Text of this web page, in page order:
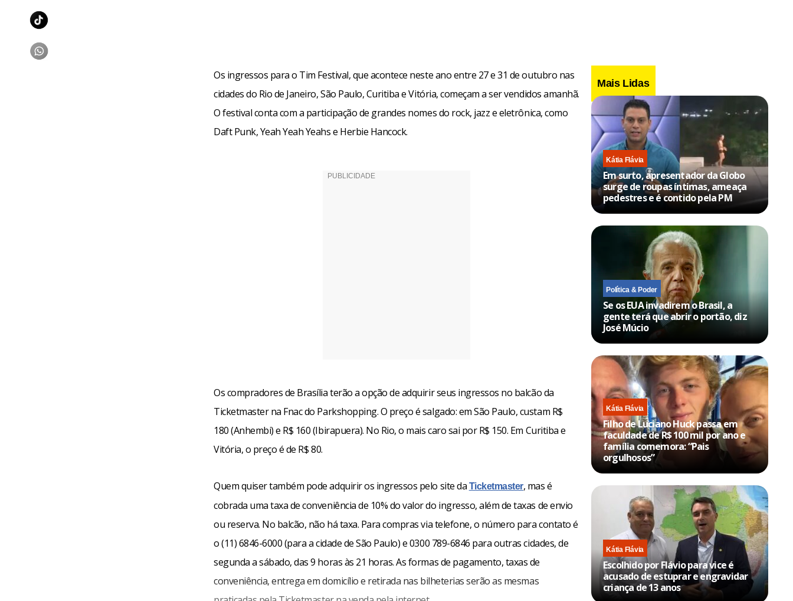
Os ingressos para o Tim Festival, que acontece neste ano entre 27 e 31 de outubro nas
cidades do Rio de Janeiro, São Paulo, Curitiba e Vitória, começam a ser vendidos amanhã.
O festival conta com a participação de grandes nomes do rock, jazz e eletrônica, como
Daft Punk, Yeah Yeah Yeahs e Herbie Hancock.
Os compradores de Brasília terão a opção de adquirir seus ingressos no balcão da
Ticketmaster na Fnac do Parkshopping. O preço é salgado: em São Paulo, custam R$
180 (Anhembi) e R$ 160 (Ibirapuera). No Rio, o mais caro sai por R$ 150. Em Curitiba e
Vitória, o preço é de R$ 80.
Quem quiser também pode adquirir os ingressos pelo site da Ticketmaster, mas é
cobrada uma taxa de conveniência de 10% do valor do ingresso, além de taxas de envio
ou reserva. No balcão, não há taxa. Para compras via telefone, o número para contato é
o (11) 6846-6000 (para a cidade de São Paulo) e 0300 789-6846 para outras cidades, de
segunda a sábado, das 9 horas às 21 horas. As formas de pagamento, taxas de
conveniência, entrega em domicílio e retirada nas bilheterias serão as mesmas
Mais Lidas
Kátia Flávia
Em surto, apresentador da Globo
surge de roupas íntimas, ameaça
pedestres e é contido pela PM
Política & Poder
Se os EUA invadirem o Brasil, a
gente terá que abrir o portão, diz
José Múcio
Kátia Flávia
Filho de Luciano Huck passa em
faculdade de R$ 100 mil por ano e
família comemora: “Pais
orgulhosos”
Kátia Flávia
Escolhido por Flávio para vice é
acusado de estuprar e engravidar
criança de 13 anos